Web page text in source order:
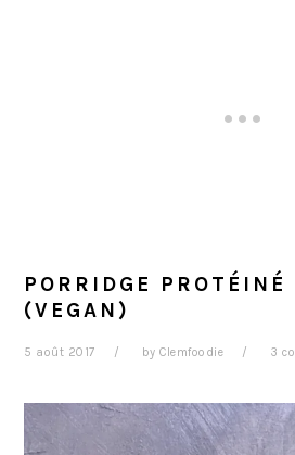
PORRIDGE PROTÉINÉ
(VEGAN)
5 août 2017 byClemfoodie 3